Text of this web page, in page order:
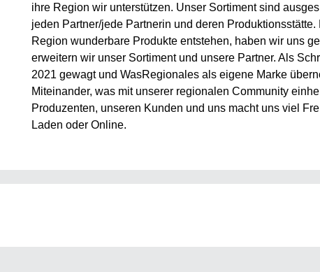
ihre Region wir unterstützen. Unser Sortiment sind
jeden Partner/jede Partnerin und deren
Region wunderbare Produkte entstehen, haben wir uns
erweitern wir unser Sortiment und unsere Partner. Als
2021 gewagt und WasRegionales als eigene Marke
Miteinander, was mit unserer regionalen Community
Produzenten, unseren Kunden und uns macht uns viel
Laden oder Online.